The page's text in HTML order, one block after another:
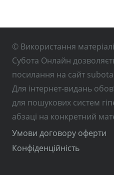
© Використання
Субота Онлайн
посилання на сайт
Для інтернет-видань
для пошукових систем
абзаці на конкретний
Умови договору оферти
Конфіденційність